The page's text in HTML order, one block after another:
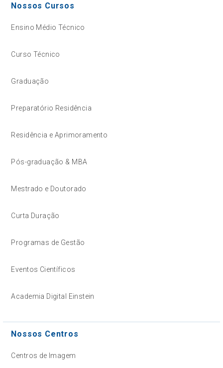
Nossos Cursos
Ensino Médio Técnico
Curso Técnico
Graduação
Preparatório Residência
Residência e Aprimoramento
Pós-graduação & MBA
Mestrado e Doutorado
Curta Duração
Programas de Gestão
Eventos Científicos
Academia Digital Einstein
Nossos Centros
Centros de Imagem